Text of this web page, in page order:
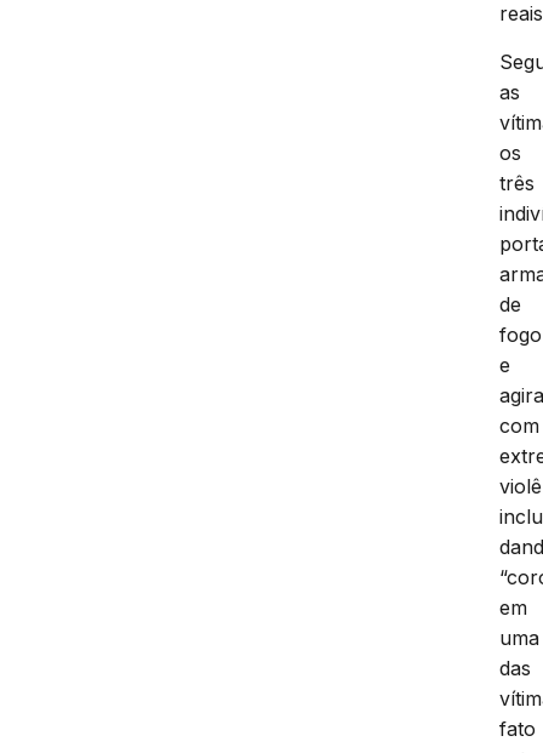
as
os
três
de
fogo
e
com
em
uma
das
fato